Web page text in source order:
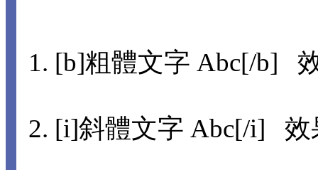
[b]粗體文字 Abc[/b]
[i]斜體文字 Abc[/i] 效